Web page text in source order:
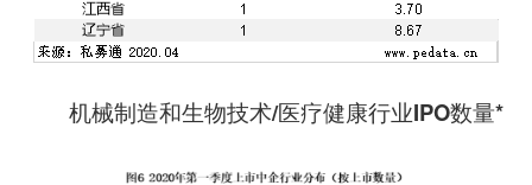
机械制造和生物技术/医疗健康行业IPO数量*